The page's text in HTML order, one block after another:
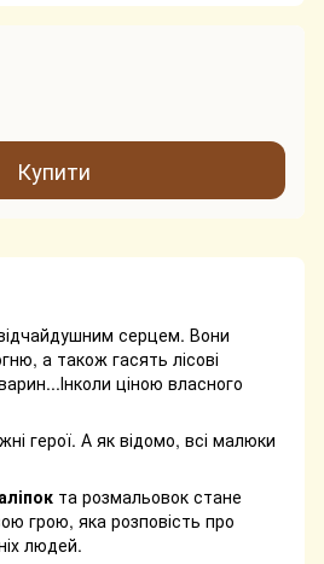
Купити
серцем. Вони
а також гасять лісові
ціною власного
герої. А як відомо, всі малюки
та розмальовок стане
грою, яка розповість про
людей.